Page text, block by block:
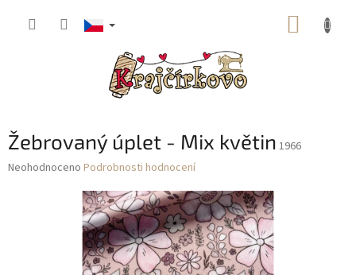
Žebrovaný úplet - Mix květin 1966
Průměrné
Neohodnoceno Podrobnosti hodnocení